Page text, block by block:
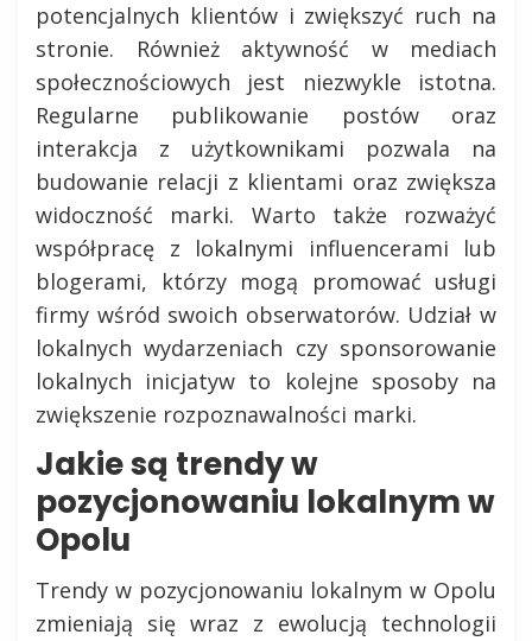
potencjalnych klientów i zwiększyć ruch na
stronie. Również aktywność w mediach
społecznościowych jest niezwykle istotna.
Regularne publikowanie postów oraz
interakcja z użytkownikami pozwala na
budowanie relacji z klientami oraz zwiększa
widoczność marki. Warto także rozważyć
współpracę z lokalnymi influencerami lub
blogerami, którzy mogą promować usługi
firmy wśród swoich obserwatorów. Udział w
lokalnych wydarzeniach czy sponsorowanie
lokalnych inicjatyw to kolejne sposoby na
zwiększenie rozpoznawalności marki.
Jakie są trendy w
pozycjonowaniu lokalnym w
Opolu
Trendy w pozycjonowaniu lokalnym w Opolu
zmieniają się wraz z ewolucją technologii